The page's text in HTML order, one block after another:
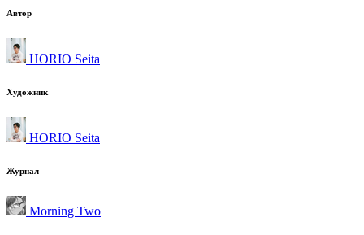
Автор
HORIO Seita
Художник
HORIO Seita
Журнал
Morning Two